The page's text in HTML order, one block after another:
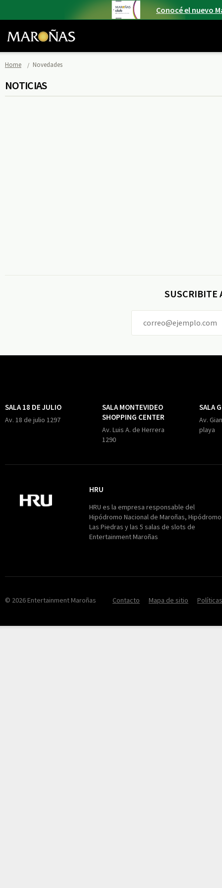
Conocé el nuevo
Home Novedades
NOTICIAS
SUSCRIBITE
SALA 18 DE JULIO
Av. 18 de julio 1297
SALA MONTEVIDEO
SHOPPING CENTER
Av. Luis A. de Herrera
1290
SALA
Av.
playa
HRU
HRU es la empresa responsable del
Hipódromo Nacional de Maroñas, Hipódromo
Las Piedras y las 5 salas de slots de
Entertainment Maroñas
© 2026 Entertainment Maroñas Contacto Mapa de sitio